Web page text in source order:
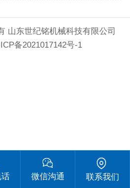
山东世纪铭机械科技有限公司
备2021017142号-1
微信沟通 联系我们